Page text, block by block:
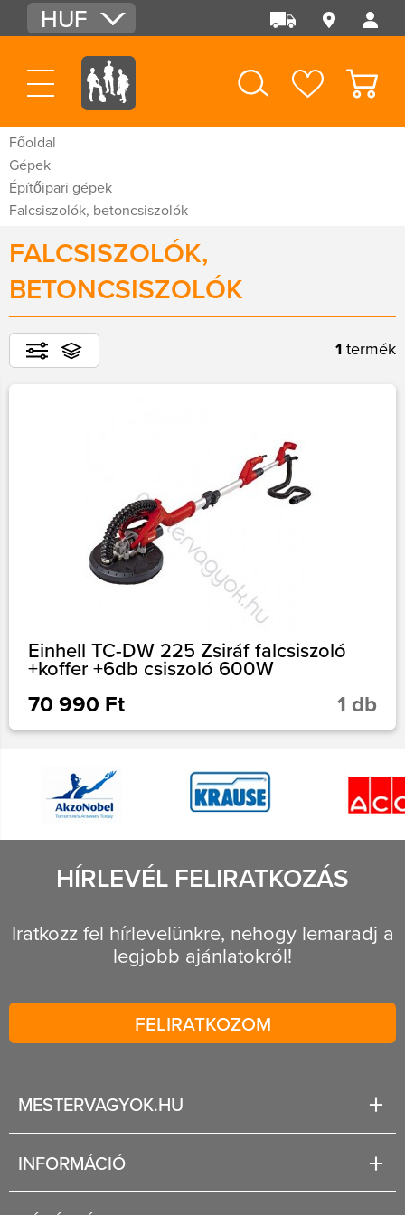
HUF
EUR
USD
Főoldal
Gépek
Építőipari gépek
Falcsiszolók, betoncsiszolók
FALCSISZOLÓK,
BETONCSISZOLÓK
1 termék
Einhell TC-DW 225 Zsiráf falcsiszoló
+koffer +6db csiszoló 600W
70 990 Ft 1 db
HÍRLEVÉL FELIRATKOZÁS
Iratkozz fel hírlevelünkre, nehogy lemaradj a
legjobb ajánlatokról!
FELIRATKOZOM
MESTERVAGYOK.HU
INFORMÁCIÓ